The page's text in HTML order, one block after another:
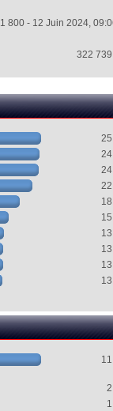
1 800 - 12 Juin 2024,
322